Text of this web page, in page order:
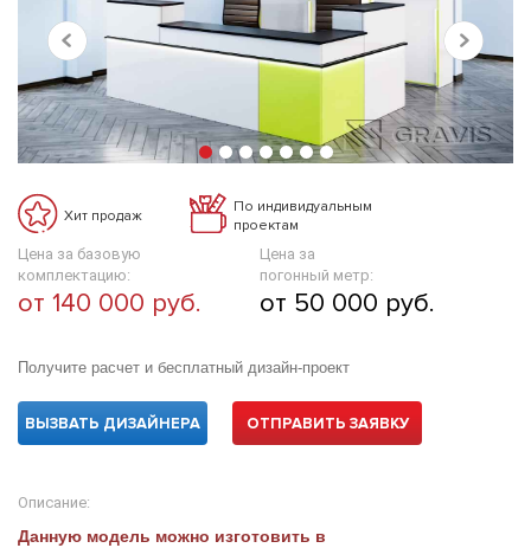
Хит продаж
По индивидуальным
проектам
Цена за базовую
комплектацию:
от 140 000 руб.
Цена за
погонный метр:
от 50 000 руб.
Получите расчет и бесплатный дизайн-проект
ВЫЗВАТЬ ДИЗАЙНЕРА ОТПРАВИТЬ ЗАЯВКУ
Описание:
Данную модель можно изготовить в